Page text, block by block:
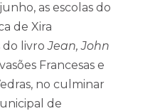
as escolas do
de Xira
do livroJean, John
Francesas e
no culminar
de